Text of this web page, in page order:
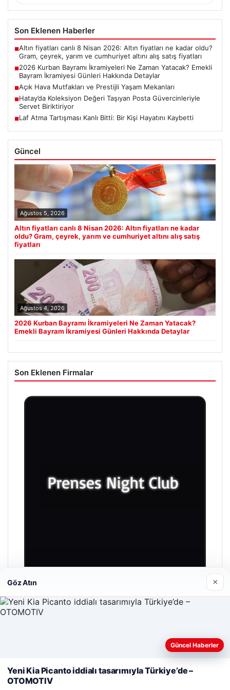
Son Eklenen Haberler
■Altın fiyatları canlı 8 Nisan 2026: Altın fiyatları ne kadar oldu?
Gram, çeyrek, yarım ve cumhuriyet altını alış satış fiyatları
■2026 Kurban Bayramı İkramiyeleri Ne Zaman Yatacak? Emekli
Bayram İkramiyesi Günleri Hakkında Detaylar
■Açık Hava Mutfakları ve Prestijli Yaşam Mekanları
■Hatay’da Koleksiyon Değeri Taşıyan Posta Güvercinleriyle
Servet Biriktiriyor
■Laf Atma Tartışması Kanlı Bitti: Bir Kişi Hayatını Kaybetti
Güncel
Ağustos 5, 2026
Altın fiyatları canlı 8 Nisan 2026: Altın fiyatları ne kadar
oldu? Gram, çeyrek, yarım ve cumhuriyet altını alış satış
fiyatları
Ağustos 4, 2026
2026 Kurban Bayramı İkramiyeleri Ne Zaman Yatacak?
Emekli Bayram İkramiyesi Günleri Hakkında Detaylar
Son Eklenen Firmalar
Prenses Night Club
Nisan 29, 2026
Web sitemizi nasıl kullandığınızı daha iyi anlayabilmek,
kullanıyoruz.Çerez Politikamız
Göz Atın ×
Güncel Haberler
Yeni Kia Picanto iddialı tasarımıyla Türkiye’de –
OTOMOTIV